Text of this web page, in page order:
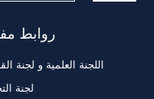
روابط
اللجنة العلمية و لجنة
لجنة